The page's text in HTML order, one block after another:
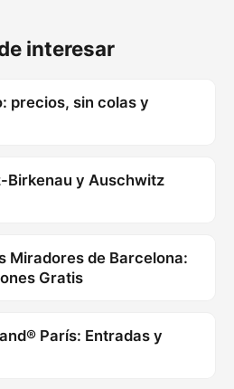
interesar
precios, sin colas y
Birkenau y Auschwitz
Miradores de Barcelona:
Gratis
París: Entradas y